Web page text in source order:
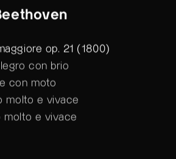
op. 21 (1800)
con brio
con moto
molto e vivace
molto e vivace